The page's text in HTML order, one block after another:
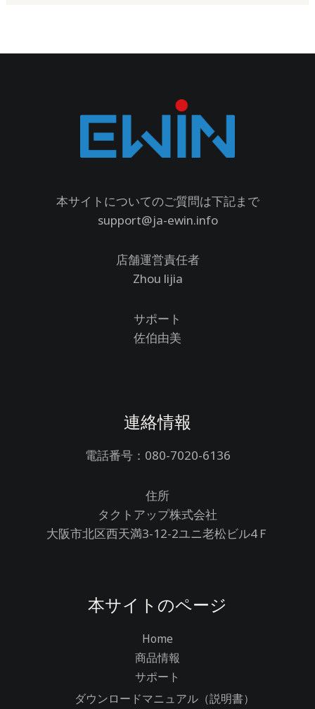
本サイトについてのご質問は下記まで
support@ja-ewin.info
店舗運営責任者
Zhou lijia
サポート
佐伯由美
連絡情報
電話番号：080-7020-6136
住所
タクトアップ株式会社
大阪市北区西天満3-12-2ユニ老松ビル4Ｆ
本サイトのページ
Home
商品情報
サポート
ダウンロードマニュアル（説明書）